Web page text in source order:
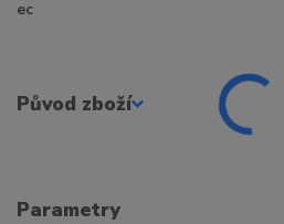
ec
Původ zboží
Parametry